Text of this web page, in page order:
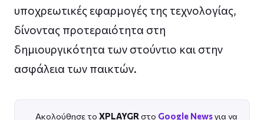
υποχρεωτικές εφαρμογές της τεχνολογίας,
δίνοντας προτεραιότητα στη
δημιουργικότητα των στούντιο και στην
ασφάλεια των παικτών.
Ακολούθησε το XPLAYGR στο Google Newsγια να